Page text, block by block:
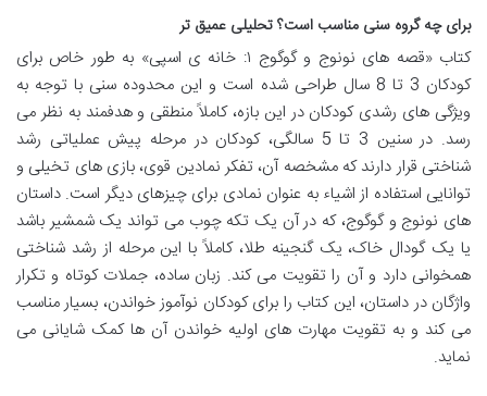
برای چه گروه سنی مناسب است؟ تحلیلی عمیق تر
کتاب «قصه های نونوج و گوگوج ۱: خانه ی اسپی» به طور خاص برای
کودکان 3 تا 8 سال طراحی شده است و این محدوده سنی با توجه به
ویژگی های رشدی کودکان در این بازه، کاملاً منطقی و هدفمند به نظر می
رسد. در سنین 3 تا 5 سالگی، کودکان در مرحله پیش عملیاتی رشد
شناختی قرار دارند که مشخصه آن، تفکر نمادین قوی، بازی های تخیلی و
توانایی استفاده از اشیاء به عنوان نمادی برای چیزهای دیگر است. داستان
های نونوج و گوگوج، که در آن یک تکه چوب می تواند یک شمشیر باشد
یا یک گودال خاک، یک گنجینه طلا، کاملاً با این مرحله از رشد شناختی
همخوانی دارد و آن را تقویت می کند. زبان ساده، جملات کوتاه و تکرار
واژگان در داستان، این کتاب را برای کودکان نوآموز خواندن، بسیار مناسب
می کند و به تقویت مهارت های اولیه خواندن آن ها کمک شایانی می
نماید.